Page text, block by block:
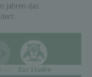
Jahren das
Zur Studie